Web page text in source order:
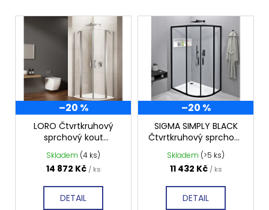
V
p
r –20 %
LORO Čtvrtkruhový
sprchový kout
900x900 mm, čiré sklo,
GN5590
Skladem (4 ks)
14 872 Kč / ks
DETAIL
–20 %
SIGMA SIMPLY BLACK
Čtvrtkruhový sprchový
kout 1000x800 mm,
čiré sklo, GS1080B
Skladem (>5 ks)
11 432 Kč / ks
DETAIL